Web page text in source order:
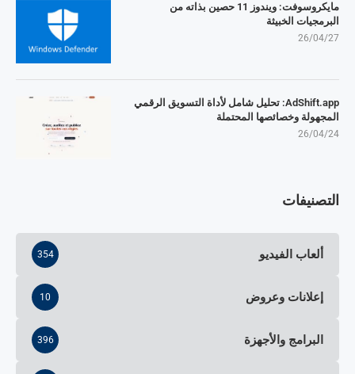
مايكروسوفت: ويندوز 11 حصين بذاته من
البرمجيات الخبيثة
26/04/27
AdShift.app: تحليل شامل لأداة التسويق الرقمي
المجهولة وخصائصها المحتملة
26/04/24
التصنيفات
ألعاب الفيديو 354
إعلانات وعروض 10
البرامج والأجهزة 396